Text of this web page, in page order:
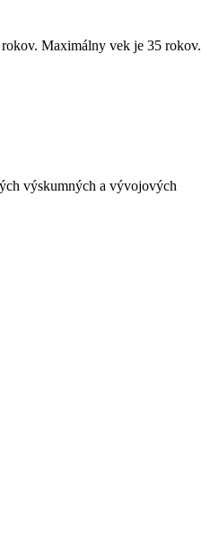
Maximálny vek je 35 rokov.
výskumných a vývojových